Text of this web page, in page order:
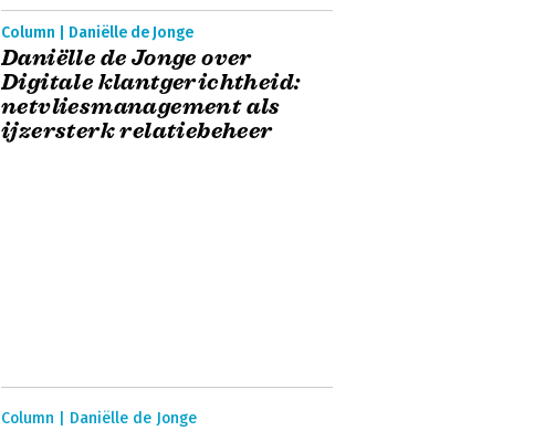
Column | Daniëlle de Jonge
Daniëlle de Jonge over
Digitale klantgerichtheid:
netvliesmanagement als
ijzersterk relatiebeheer
Column | Daniëlle de Jonge